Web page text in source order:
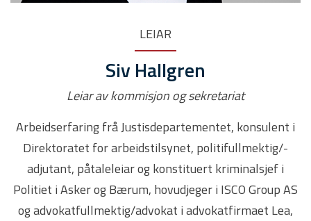
LEIAR
Siv Hallgren
Leiar av kommisjon og sekretariat
Arbeidserfaring frå Justisdepartementet, konsulent i
Direktoratet for arbeidstilsynet, politifullmektig/-
adjutant, påtaleleiar og konstituert kriminalsjef i
Politiet i Asker og Bærum, hovudjeger i ISCO Group AS
og advokatfullmektig/advokat i advokatfirmaet Lea,